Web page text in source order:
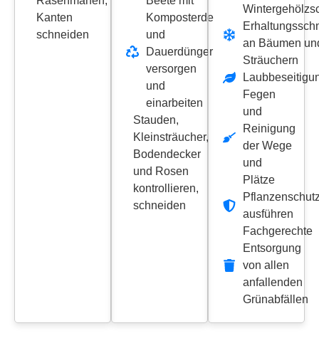
Kanten
schneiden
Komposterde
und
Dauerdünger
versorgen
und
einarbeiten
Stauden,
Kleinsträucher,
Bodendecker
und Rosen
kontrollieren,
schneiden
an Bäumen
Sträuchern
Fegen
und
Reinigung
der Wege
und
Plätze
ausführen
Fachgerechte
Entsorgung
von allen
anfallenden
Grünabfällen